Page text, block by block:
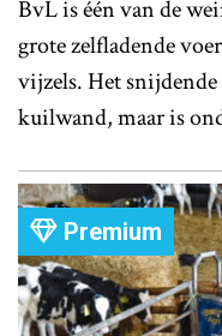
BvL is één van de
grote zelfladende
vijzels. Het
kuilwand, maar is
Premium